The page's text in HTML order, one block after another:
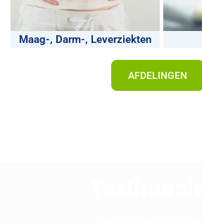
Maag-, Darm-, Leverziekten
AFDELINGEN